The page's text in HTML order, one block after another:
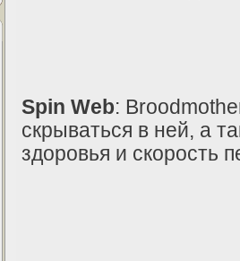
Spin Web:
скрываться в ней, а
здоровья и скорость